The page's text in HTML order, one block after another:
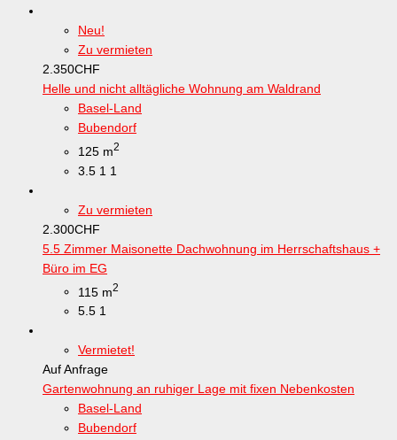
Neu!
Zu vermieten
2.350CHF
Helle und nicht alltägliche Wohnung am Waldrand
Basel-Land
Bubendorf
125 m2
3.5 1 1
Zu vermieten
2.300CHF
5.5 Zimmer Maisonette Dachwohnung im Herrschaftshaus +
Büro im EG
115 m2
5.5 1
Vermietet!
Auf Anfrage
Gartenwohnung an ruhiger Lage mit fixen Nebenkosten
Basel-Land
Bubendorf